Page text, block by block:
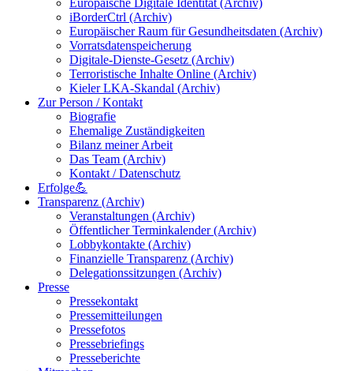
Europäische Digitale Identität (Archiv)
iBorderCtrl (Archiv)
Europäischer Raum für Gesundheitsdaten (Archiv)
Vorratsdatenspeicherung
Digitale-Dienste-Gesetz (Archiv)
Terroristische Inhalte Online (Archiv)
Kieler LKA-Skandal (Archiv)
Zur Person / Kontakt
Biografie
Ehemalige Zuständigkeiten
Bilanz meiner Arbeit
Das Team (Archiv)
Kontakt / Datenschutz
Erfolge💪
Transparenz (Archiv)
Veranstaltungen (Archiv)
Öffentlicher Terminkalender (Archiv)
Lobbykontakte (Archiv)
Finanzielle Transparenz (Archiv)
Delegationssitzungen (Archiv)
Presse
Pressekontakt
Pressemitteilungen
Pressefotos
Pressebriefings
Presseberichte